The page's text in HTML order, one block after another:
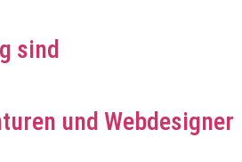
sind
und Webdesigner